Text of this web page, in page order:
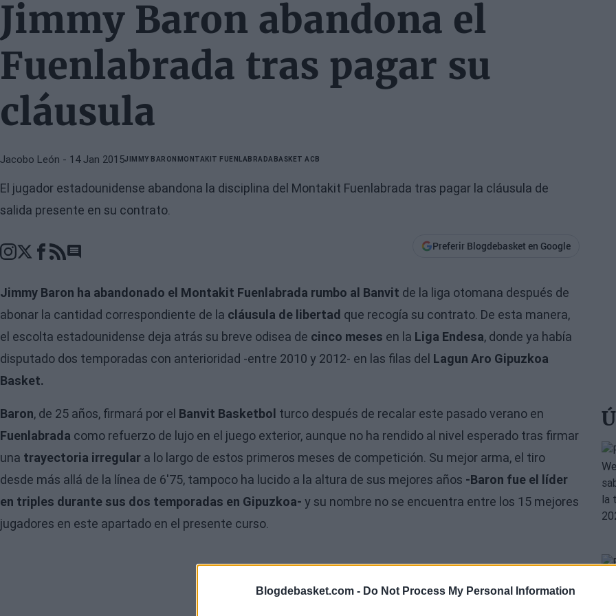
Blogdebasket.com - Do Not Process My Personal Information
Jimmy Baron abandona el
Fuenlabrada tras pagar su
cláusula
Jacobo León - 14 Jan 2015JIMMY BARON MONTAKIT FUENLABRADABASKET ACB
El jugador estadounidense abandona la disciplina del Montakit Fuenlabrada tras pagar la cláusula de
salida presente en su contrato.
Go to comments section
Preferir Blogdebasket en Google
Jimmy Baron ha abandonado el Montakit Fuenlabrada rumbo al Banvit de la liga otomana después de
abonar la cantidad correspondiente de la cláusula de libertad que recogía su contrato. De esta manera,
el escolta estadounidense deja atrás su breve odisea de cinco meses en la Liga Endesa, donde ya había
disputado dos temporadas con anterioridad -entre 2010 y 2012- en las filas del Lagun Aro Gipuzkoa
Basket.
Baron, de 25 años, firmará por el Banvit Basketbol turco después de recalar este pasado verano en
Fuenlabrada como refuerzo de lujo en el juego exterior, aunque no ha rendido al nivel esperado tras firmar
una trayectoria irregular a lo largo de estos primeros meses de competición. Su mejor arma, el tiro
desde más allá de la línea de 6'75, tampoco ha lucido a la altura de sus mejores años -Baron fue el líder
en triples durante sus dos temporadas en Gipuzkoa- y su nombre no se encuentra entre los 15 mejores
jugadores en este apartado en el presente curso.